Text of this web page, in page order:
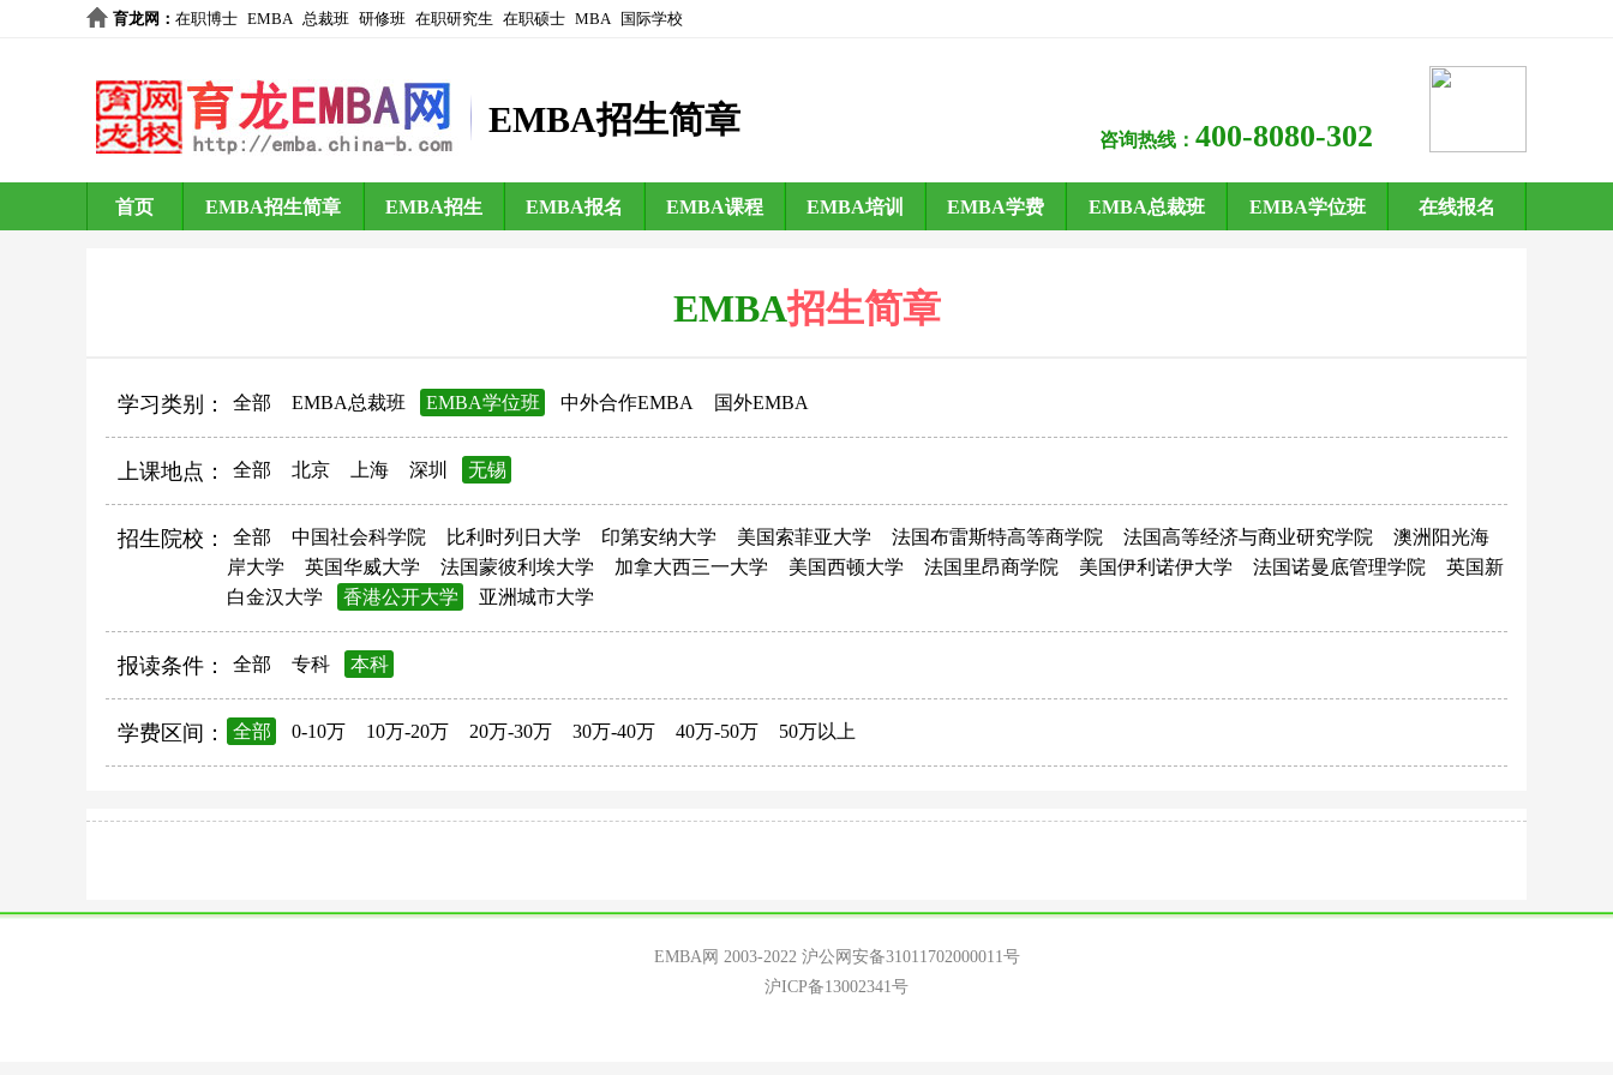
育龙网 ： 在职博士 EMBA 总裁班 研修班 在职研究生 在职硕士 MBA 国际学校
EMBA招生简章
咨询热线： 400-8080-302
首页 EMBA招生简章 EMBA招生 EMBA报名 EMBA课程 EMBA培训 EMBA学费 EMBA总裁班 EMBA学位班 在线报名
EMBA招生简章
学习类别： 全部 EMBA总裁班 EMBA学位班 中外合作EMBA 国外EMBA
上课地点： 全部 北京 上海 深圳 无锡
招生院校： 全部 中国社会科学院 比利时列日大学 印第安纳大学 美国索菲亚大学 法国布雷斯特高等商学院 法国高等经济与商业研究学院
澳洲阳光海
岸大学
英国华威大学 法国蒙彼利埃大学 加拿大西三一大学 美国西顿大学 法国里昂商学院 美国伊利诺伊大学 法国诺曼底管理学院
英国新
白金汉大学
香港公开大学 亚洲城市大学
报读条件： 全部 专科 本科
学费区间： 全部 0-10万 10万-20万 20万-30万 30万-40万 40万-50万 50万以上
EMBA网 2003-2022 沪公网安备31011702000011号
沪ICP备13002341号